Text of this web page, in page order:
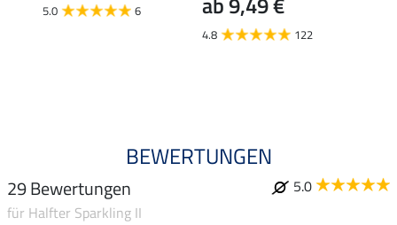
5.0 6
4.8 122
BEWERTUNGEN
29 Bewertungen
5.0
für Halfter Sparkling II